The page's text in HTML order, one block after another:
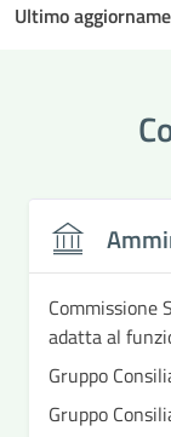
Ultimo
Commissione
adatta al
Gruppo
Gruppo